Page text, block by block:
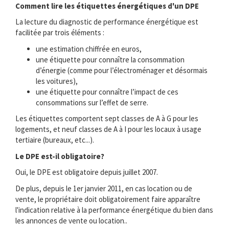
Comment lire les étiquettes énergétiques d'un DPE
La lecture du diagnostic de performance énergétique est
facilitée par trois éléments :
une estimation chiffrée en euros,
une étiquette pour connaître la consommation
d’énergie (comme pour l’électroménager et désormais
les voitures),
une étiquette pour connaître l’impact de ces
consommations sur l’effet de serre.
Les étiquettes comportent sept classes de A à G pour les
logements, et neuf classes de A à I pour les locaux à usage
tertiaire (bureaux, etc...).
Le DPE est-il obligatoire?
Oui, le DPE est obligatoire depuis juillet 2007.
De plus, depuis le 1er janvier 2011, en cas location ou de
vente, le propriétaire doit obligatoirement faire apparaître
l'indication relative à la performance énergétique du bien dans
les annonces de vente ou location..